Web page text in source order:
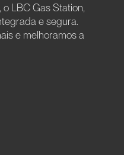
LBC Gas Station,
e segura.
e melhoramos a